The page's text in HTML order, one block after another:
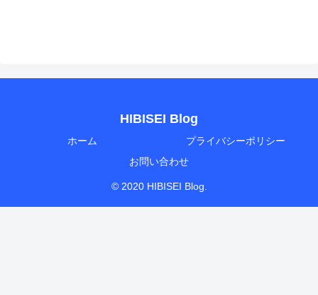
HIBISEI Blog
ホーム
プライバシーポリシー
お問い合わせ
© 2020 HIBISEI Blog.